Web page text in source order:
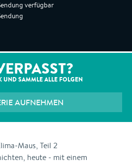
verfügbar
UND SAMMLE ALLE FOLGEN
AUFNEHMEN
Maus, Teil 2
heute - mit einem